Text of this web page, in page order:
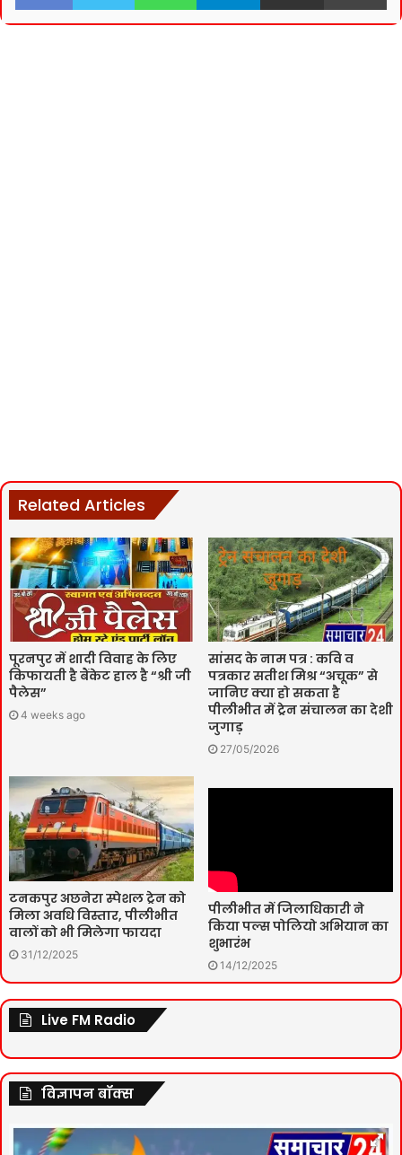
Related Articles
पूरनपुर में शादी विवाह के लिए
किफायती है बैंकेट हाल है “श्री जी
पैलेस”
4 weeks ago
सांसद के नाम पत्र : कवि व
पत्रकार सतीश मिश्र “अचूक” से
जानिए क्या हो सकता है
पीलीभीत में ट्रेन संचालन का देशी
जुगाड़
27/05/2026
टनकपुर अछनेरा स्पेशल ट्रेन को
मिला अवधि विस्तार, पीलीभीत
वालों को भी मिलेगा फायदा
31/12/2025
पीलीभीत में जिलाधिकारी ने
किया पल्स पोलियो अभियान का
शुभारंभ
14/12/2025
Live FM Radio
विज्ञापन बॉक्स